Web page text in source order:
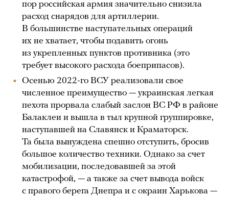
пор российская армия значительно снизила
расход снарядов для артиллерии.
В большинстве наступательных операций
их не хватает, чтобы подавить огонь
из укрепленных пунктов противника (это
требует высокого расхода боеприпасов).
Осенью 2022-го ВСУ реализовали свое
численное преимущество — украинская легкая
пехота прорвала слабый заслон ВС РФ в районе
Балаклеи и вышла в тыл крупной группировке,
наступавшей на Славянск и Краматорск.
Та была вынуждена спешно отступить, бросив
большое количество техники. Однако за счет
мобилизации, последовавшей за этой
катастрофой, — а также за счет вывода войск
с правого берега Днепра и с окраин Харькова —